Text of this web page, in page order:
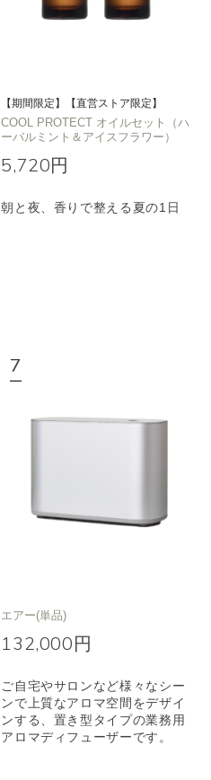
【期間限定】【直営ストア限定】
COOL PROTECT オイルセット（ハ
ーバルミント＆アイスフラワー）
5,720円
朝と夜、香りで整える夏の1日
エアー(単品)
132,000円
ご自宅やサロンなど様々なシー
ンで上質なアロマ空間をデザイ
ンする、置き型タイプの業務用
アロマディフューザーです。